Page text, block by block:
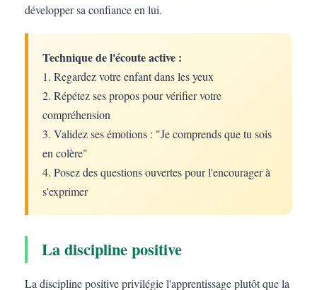
développer sa confiance en lui.
Technique de l'écoute active :
1. Regardez votre enfant dans les yeux
2. Répétez ses propos pour vérifier votre
compréhension
3. Validez ses émotions : "Je comprends que tu sois
en colère"
4. Posez des questions ouvertes pour l'encourager à
s'exprimer
La discipline positive
La discipline positive privilégie l'apprentissage plutôt que la